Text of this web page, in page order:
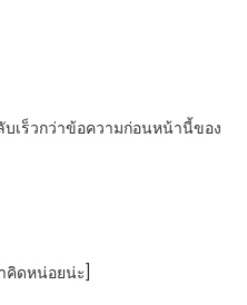
บเร็วกว่าข้อความก่อนหน้านี้ของ
คิดหน่อยน่ะ]